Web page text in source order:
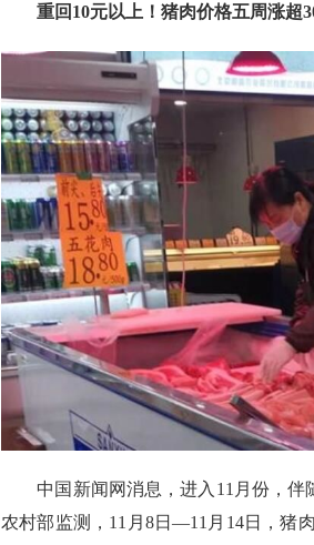
重回10元以上！猪肉价格五周涨超
中国新闻网消息，进入11月份，伴
农村部监测，11月8日—11月14日，猪